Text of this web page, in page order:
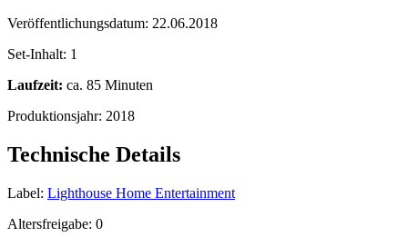
Veröffentlichungsdatum: 22.06.2018
Set-Inhalt: 1
Laufzeit: ca. 85 Minuten
Produktionsjahr: 2018
Technische Details
Label: Lighthouse Home Entertainment
Altersfreigabe: 0